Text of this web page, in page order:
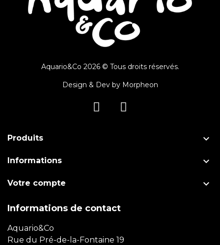
Aquario&Co 2026 © Tous droits réservés.
Design & Dev by Morpheon
Produits 
Informations 
Votre compte 
Informations de contact
Aquario&Co
Rue du Pré-de-la-Fontaine 19